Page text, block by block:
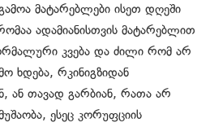
მატარებლები ისეთ დღეში
ადამიანისთვის მატარებლით
კვება და ძილი რომ არ
ხდება, რკინიგზიდან
ან თავად გარბიან, რათა არ
ესეც კორუფციის